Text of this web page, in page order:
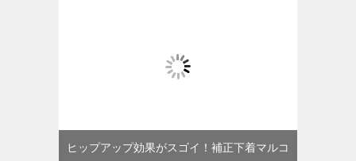
ヒップアップ効果がスゴイ！補正下着マルコ